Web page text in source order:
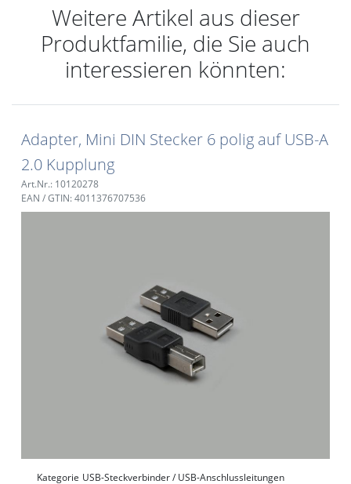
Weitere Artikel aus dieser
Produktfamilie, die Sie auch
interessieren könnten:
Adapter, Mini DIN Stecker 6 polig auf USB-A
2.0 Kupplung
Art.Nr.: 10120278
EAN / GTIN: 4011376707536
Kategorie USB-Steckverbinder / USB-Anschlussleitungen